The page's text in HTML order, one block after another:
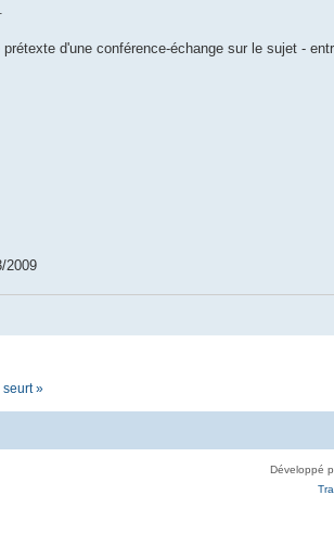
d'une conférence-échange sur le sujet -
2009
seurt »
Développé